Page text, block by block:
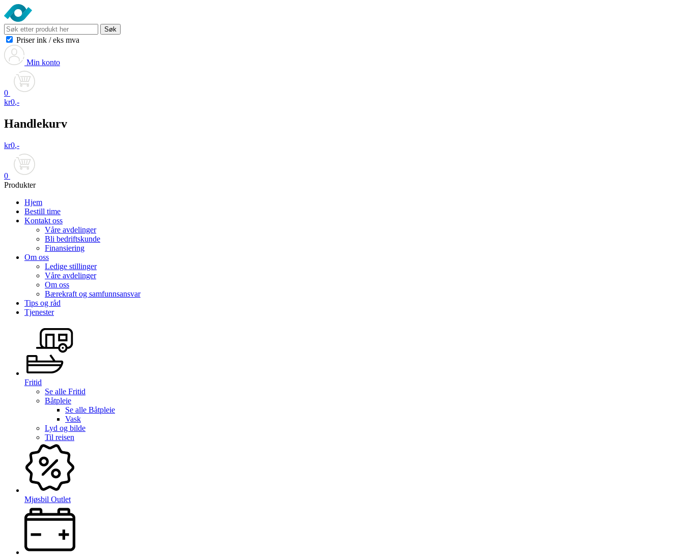
Søk
Priser ink / eks mva
Min konto
0
kr0,-
Handlekurv
kr0,-
0
Produkter
Hjem
Bestill time
Kontakt oss
Våre avdelinger
Bli bedriftskunde
Finansiering
Om oss
Ledige stillinger
Våre avdelinger
Om oss
Bærekraft og samfunnsansvar
Tips og råd
Tjenester
Fritid
Se alle Fritid
Båtpleie
Se alle Båtpleie
Vask
Lyd og bilde
Til reisen
Mjøsbil Outlet